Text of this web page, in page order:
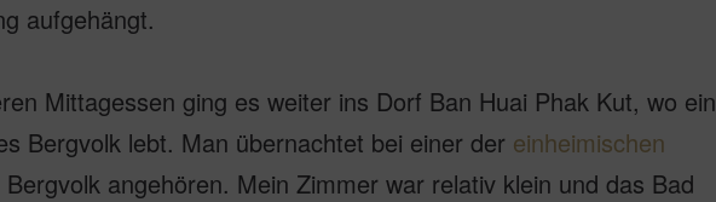
aufgehängt.
Mittagessen ging es weiter ins Dorf Ban Huai Phak Kut, wo ein
Bergvolk lebt. Man übernachtet bei einer der einheimischen
angehören. Mein Zimmer war relativ klein und das Bad